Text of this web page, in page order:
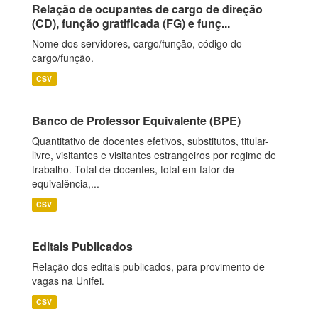
Relação de ocupantes de cargo de direção
(CD), função gratificada (FG) e funç...
Nome dos servidores, cargo/função, código do
cargo/função.
CSV
Banco de Professor Equivalente (BPE)
Quantitativo de docentes efetivos, substitutos, titular-
livre, visitantes e visitantes estrangeiros por regime de
trabalho. Total de docentes, total em fator de
equivalência,...
CSV
Editais Publicados
Relação dos editais publicados, para provimento de
vagas na Unifei.
CSV